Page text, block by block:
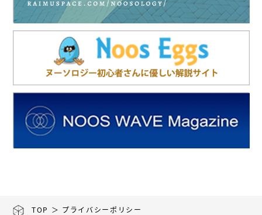
TOP ＞ プライバシーポリシー